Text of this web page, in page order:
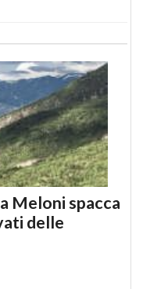
Meloni spacca
delle